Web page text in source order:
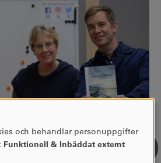
och behandlar personuppgifter
Funktionell & Inbäddat externt